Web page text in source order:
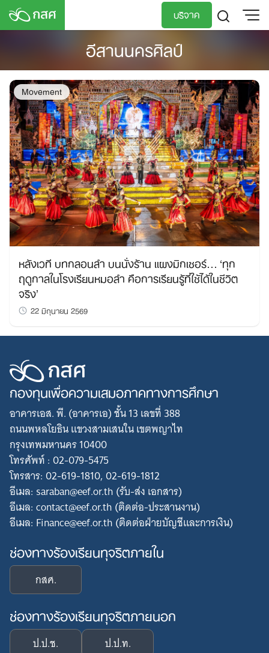
Skip
บริจาค
อีสานนครศิลป์
Movement
หลังเวที บทกลอนลำ บนนั่งร้าน แผงมิกเซอร์… ‘ทุก
ฤดูกาลในโรงเรียนหมอลำ คือการเรียนรู้ที่ใช้ได้ในชีวิต
จริง’
22 มิถุนายน 2569
กองทุนเพื่อความเสมอภาคทางการศึกษา
อาคารเอส. พี. (อาคารเอ) ชั้น 13 เลขที่ 388
ถนนพหลโยธิน แขวงสามเสนใน เขตพญาไท
กรุงเทพมหานคร 10400
โทรศัพท์ : 02-079-5475
โทรสาร: 02-619-1810, 02-619-1812
อีเมล: saraban@eef.or.th (รับ-ส่ง เอกสาร)
อีเมล: contact@eef.or.th (ติดต่อ-ประสานงาน)
อีเมล: Finance@eef.or.th (ติดต่อฝ่ายบัญชีและการเงิน)
ช่องทางร้องเรียนทุจริตภายใน
กสศ.
ช่องทางร้องเรียนทุจริตภายนอก
ป.ป.ช. ป.ป.ท.